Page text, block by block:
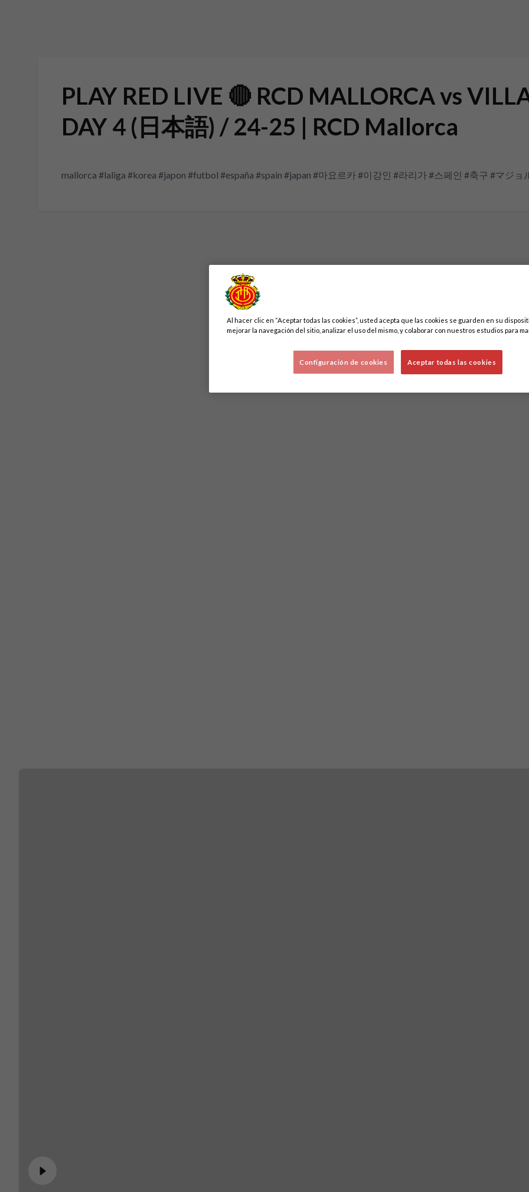
PLAY RED LIVE 🔴 RCD MALLORCA vs
DAY 4 (日本語) / 24-25 | RCD Mallorca
mallorca #laliga #korea #japon #futbol #españa #spain #japan #마요르카 #이강인 #라리가 #스페인 #축구 #マジョ
Al hacer clic en “Aceptar todas las cookies”, usted acepta que las cookies se guarden en su
mejorar la navegación del sitio, analizar el uso del mismo, y colaborar con nuestros estudios para
Aceptar todas las cookies
Configuración de cookies